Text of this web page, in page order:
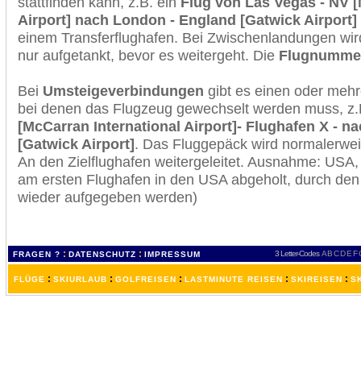
Airport] nach London - England [Gatwick Airport]
einem Transferflughafen. Bei Zwischenlandungen
nur aufgetankt, bevor es weitergeht. Die
Bei Umsteigeverbindungen gibt es einen oder
bei denen das Flugzeug gewechselt werden muss,
[McCarran International Airport]- Flughafen X -
[Gatwick Airport]. Das Fluggepäck wird
An den Zielflughafen weitergeleitet. Ausnahme:
am ersten Flughafen in den USA abgeholt, durch
wieder aufgegeben werden)
FRAGEN ? : DATENSCHUTZ : IMPRESSUM 3 Letter-Codes ABCDEF
FLÜGE : SKIURLAUB : GOLFREISEN : LASTMINUTE REISEN : SKIREISEN :